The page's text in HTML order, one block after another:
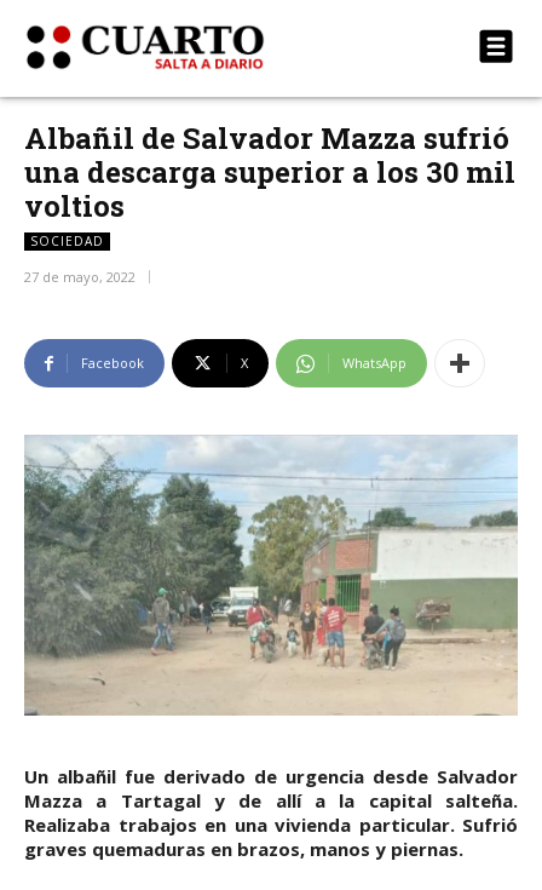
Albañil de Salvador Mazza sufrió
una descarga superior a los 30 mil
voltios
SOCIEDAD
27 de mayo, 2022
Facebook X WhatsApp
Un albañil fue derivado de urgencia desde Salvador
Mazza a Tartagal y de allí a la capital salteña.
Realizaba trabajos en una vivienda particular. Sufrió
graves quemaduras en brazos, manos y piernas.